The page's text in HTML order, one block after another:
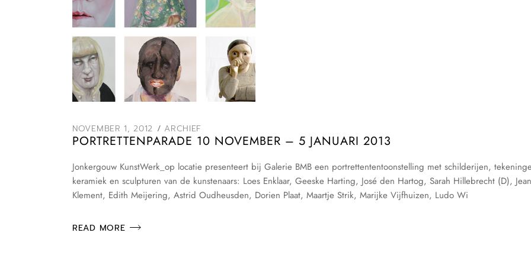
NOVEMBER 1, 2012 ARCHIEF
PORTRETTENPARADE 10 NOVEMBER – 5 JANUARI 2013
Jonkergouw KunstWerk_op locatie presenteert bij Galerie BMB een portrettententoonstelling met schilderijen,
keramiek en sculpturen van de kunstenaars: Loes Enklaar, Geeske Harting, José den Hartog, Sarah Hillebrecht (D),
Klement, Edith Meijering, Astrid Oudheusden, Dorien Plaat, Maartje Strik, Marijke Vijfhuizen, Ludo Wi
READ MORE